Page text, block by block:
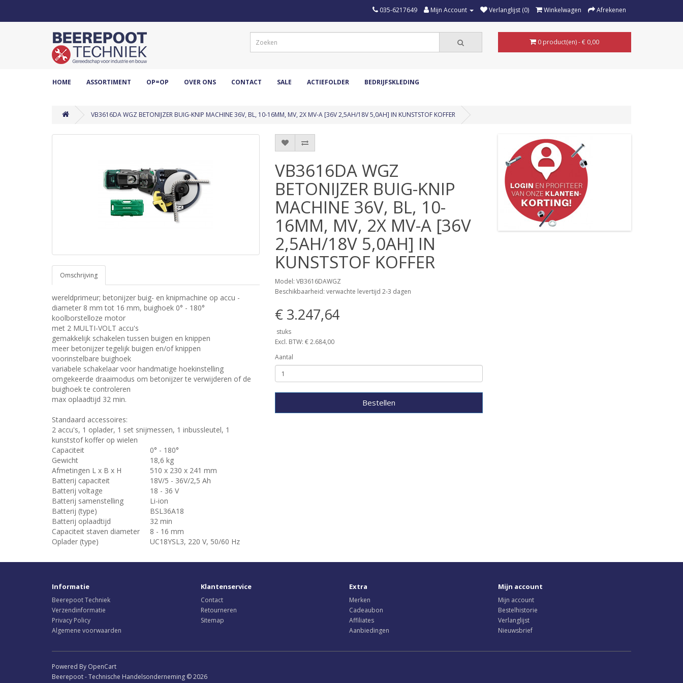
035-6217649 Mijn Account Verlanglijst (0) Winkelwagen Afrekenen
0 product(en) - € 0,00
HOME ASSORTIMENT OP=OP OVER ONS CONTACT SALE ACTIEFOLDER BEDRIJFSKLEDING
VB3616DA WGZ BETONIJZER BUIG-KNIP MACHINE 36V, BL, 10-16MM, MV, 2X MV-A [36V 2,5AH/18V 5,0AH] IN KUNSTSTOF KOFFER
Omschrijving
wereldprimeur; betonijzer buig- en knipmachine op accu -
diameter 8 mm tot 16 mm, buighoek 0° - 180°
koolborstelloze motor
met 2 MULTI-VOLT accu's
gemakkelijk schakelen tussen buigen en knippen
meer betonijzer tegelijk buigen en/of knippen
voorinstelbare buighoek
variabele schakelaar voor handmatige hoekinstelling
omgekeerde draaimodus om betonijzer te verwijderen of de
buighoek te controleren
max oplaadtijd 32 min.
Standaard accessoires:
2 accu's, 1 oplader, 1 set snijmessen, 1 inbussleutel, 1
kunststof koffer op wielen
Capaciteit
0° - 180°
Gewicht
18,6 kg
Afmetingen L x B x H
510 x 230 x 241 mm
Batterij capaciteit
18V/5 - 36V/2,5 Ah
Batterij voltage
18 - 36 V
Batterij samenstelling
Li-ion
Batterij (type)
BSL36A18
Batterij oplaadtijd
32 min
Capaciteit staven diameter
8 - 16 mm
Oplader (type)
UC18YSL3, 220 V, 50/60 Hz
VB3616DA WGZ
BETONIJZER BUIG-KNIP
MACHINE 36V, BL, 10-
16MM, MV, 2X MV-A [36V
2,5AH/18V 5,0AH] IN
KUNSTSTOF KOFFER
Model: VB3616DAWGZ
Beschikbaarheid: verwachte levertijd 2-3 dagen
€ 3.247,64
stuks
Excl. BTW: € 2.684,00
Aantal
Bestellen
Informatie
Beerepoot Techniek
Verzendinformatie
Privacy Policy
Algemene voorwaarden
Klantenservice
Contact
Retourneren
Sitemap
Extra
Merken
Cadeaubon
Affiliates
Aanbiedingen
Mijn account
Mijn account
Bestelhistorie
Verlanglijst
Nieuwsbrief
Powered By OpenCart
Beerepoot - Technische Handelsonderneming © 2026